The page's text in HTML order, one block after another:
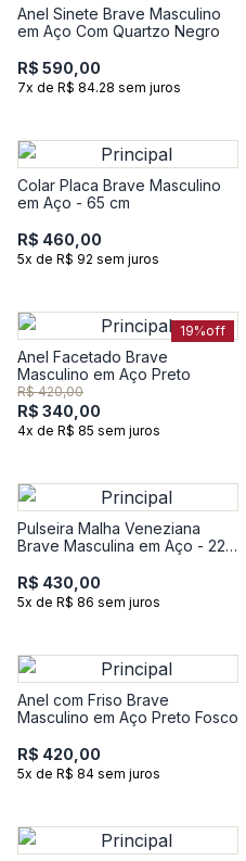
Anel Sinete Brave Masculino
em Aço Com Quartzo Negro
R$ 590,00
7x de R$ 84.28 sem juros
Colar Placa Brave Masculino
em Aço - 65 cm
R$ 460,00
5x de R$ 92 sem juros
19%off
Anel Facetado Brave
Masculino em Aço Preto
R$ 420,00
R$ 340,00
4x de R$ 85 sem juros
Pulseira Malha Veneziana
Brave Masculina em Aço - 22
R$ 430,00
5x de R$ 86 sem juros
Anel com Friso Brave
Masculino em Aço Preto Fosco
R$ 420,00
5x de R$ 84 sem juros